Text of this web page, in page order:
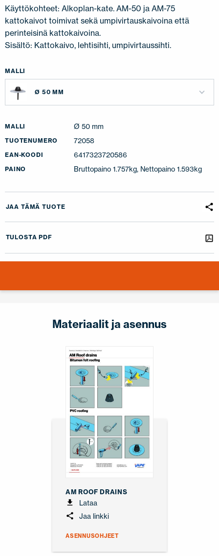
Käyttökohteet: Alkoplan-kate. AM-50 ja AM-75
kattokaivot toimivat sekä umpivirtauskaivoina että
perinteisinä kattokaivoina.
Sisältö: Kattokaivo, lehtisihti, umpivirtaussihti.
MALLI
Ø 50 MM
MALLI Ø 50 mm
TUOTENUMERO 72058
EAN-KOODI 6417323720586
PAINO Bruttopaino 1.757kg, Nettopaino 1.593kg
JAA TÄMÄ TUOTE
TULOSTA PDF
Materiaalit ja asennus
AM ROOF DRAINS
Lataa
Jaa linkki
ASENNUSOHJEET